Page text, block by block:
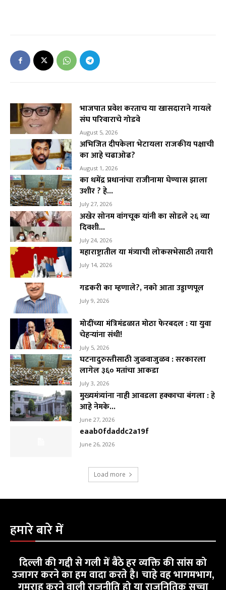
भाजपात प्रवेश करताच या खासदाराने गायले
संघ परिवाराचे गोडवे
August 5, 2026
अभिजित दीपकेला भेटायला राजकीय पक्षाची
का आहे चढाओढ?
August 1, 2026
का धमेंद्र प्रधानांचा राजीनामा घेण्यास झाला
उशीर ? हे...
July 27, 2026
अखेर सोनम वांगचूक यांनी का सोडले २६ व्या
दिवशी...
July 24, 2026
महाराष्ट्रातील या मंत्र्याची लोकसभेसाठी तयारी
July 14, 2026
गडकरी का म्हणाले?, नको आता उड्डाणपूल
July 9, 2026
मोदींच्या मंत्रिमंडळात मोठा फेरबदल : या युवा
चेहऱ्यांना संधी!
July 5, 2026
घटनादुरुस्तीसाठी जुळवाजुळव : सरकारला
लागेल ३६० मतांचा आकडा
July 3, 2026
मुख्यमंत्र्यांना नाही आवडला हक्काचा बंगला : हे
आहे नेमके...
June 27, 2026
eaab0fdaddc2a19f
June 26, 2026
Load more
हमारे बारे में
दिल्ली की गद्दी से गली में बैठे हर व्यक्ति की सांस को
उजागर करने का हम वादा करते है। चाहे वह भागमभाग,